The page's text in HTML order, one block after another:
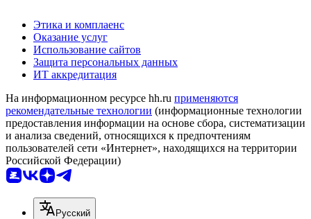
Этика и комплаенс
Оказание услуг
Использование сайтов
Защита персональных данных
ИТ аккредитация
На информационном ресурсе hh.ru применяются
рекомендательные технологии (информационные технологии
предоставления информации на основе сбора, систематизации
и анализа сведений, относящихся к предпочтениям
пользователей сети «Интернет», находящихся на территории
Российской Федерации)
Русский